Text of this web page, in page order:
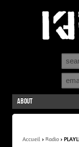
About
Accueil › Radio ›